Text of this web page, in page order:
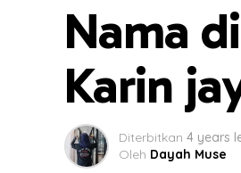
Nama
Karin
Diterbitkan 4 years
Oleh Dayah Muse